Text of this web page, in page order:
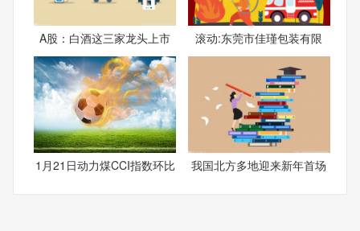
A股：白酒这三家龙头上市 滚动:东莞市佳瑾包装有限
1月21日动力煤CCI指数环比 我国北方多地迎来新年首场